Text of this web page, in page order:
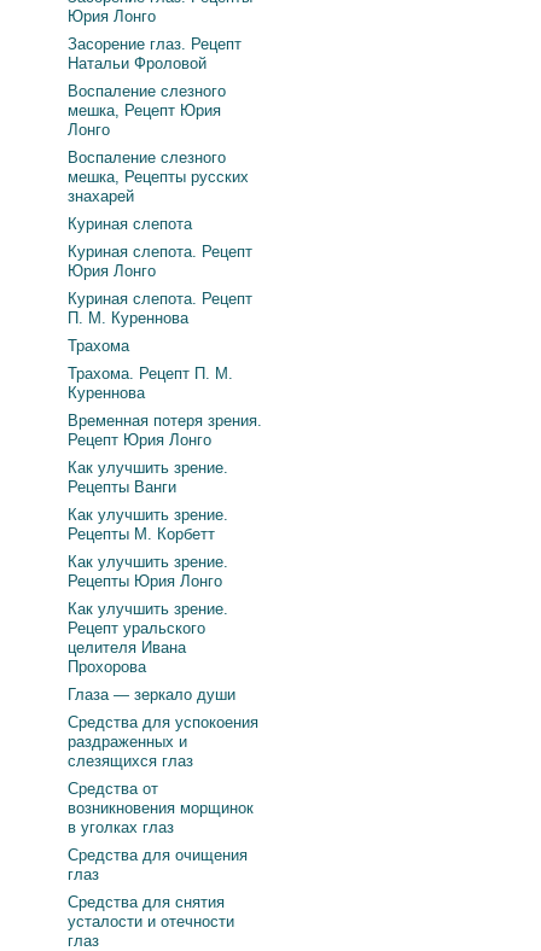
Юрия Лонго
Засорение глаз. Рецепт
Натальи Фроловой
Воспаление слезного
мешка, Рецепт Юрия
Лонго
Воспаление слезного
мешка, Рецепты русских
знахарей
Куриная слепота
Куриная слепота. Рецепт
Юрия Лонго
Куриная слепота. Рецепт
П. М. Куреннова
Трахома
Трахома. Рецепт П. М.
Куреннова
Временная потеря зрения.
Рецепт Юрия Лонго
Как улучшить зрение.
Рецепты Ванги
Как улучшить зрение.
Рецепты М. Корбетт
Как улучшить зрение.
Рецепты Юрия Лонго
Как улучшить зрение.
Рецепт уральского
целителя Ивана
Прохорова
Глаза — зеркало души
Средства для успокоения
раздраженных и
слезящихся глаз
Средства от
возникновения морщинок
в уголках глаз
Средства для очищения
глаз
Средства для снятия
усталости и отечности
глаз